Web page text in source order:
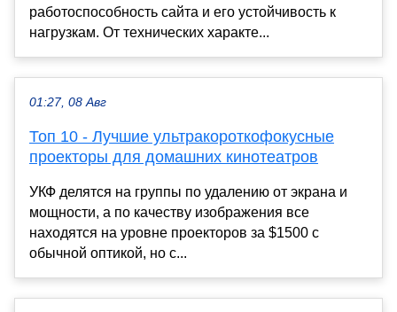
работоспособность сайта и его устойчивость к
нагрузкам. От технических характе...
01:27, 08 Авг
Топ 10 - Лучшие ультракороткофокусные
проекторы для домашних кинотеатров
УКФ делятся на группы по удалению от экрана и
мощности, а по качеству изображения все
находятся на уровне проекторов за $1500 с
обычной оптикой, но с...